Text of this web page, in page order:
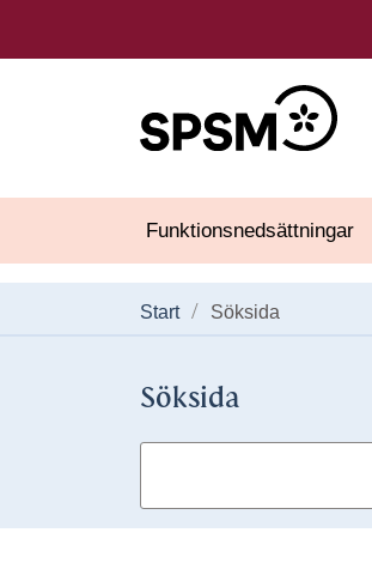
Funktionsnedsättningar
Start Söksida
Söksida